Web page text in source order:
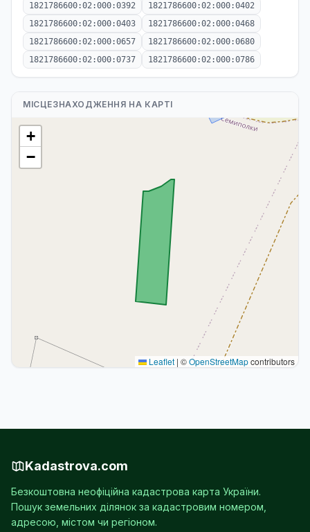
1821786600:02:000:0392
1821786600:02:000:0402
1821786600:02:000:0403
1821786600:02:000:0468
1821786600:02:000:0657
1821786600:02:000:0680
1821786600:02:000:0737
1821786600:02:000:0786
МІСЦЕЗНАХОДЖЕННЯ НА КАРТІ
+
−
Leaflet | ©OpenStreetMapcontributors
Kadastrova.com
Безкоштовна неофіційна кадастрова карта України.
Пошук земельних ділянок за кадастровим номером,
адресою, містом чи регіоном.